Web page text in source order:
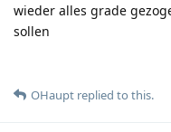
wieder alles grade
sollen
OHaupt replied to this.